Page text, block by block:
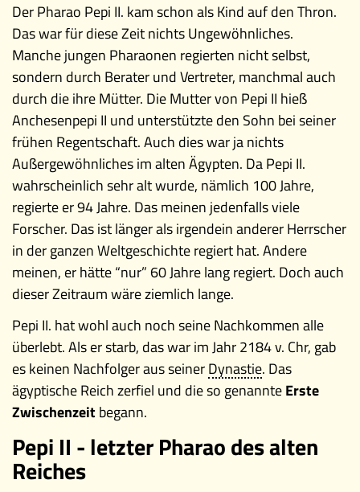
Der Pharao Pepi II. kam schon als Kind auf den Thron.
Das war für diese Zeit nichts Ungewöhnliches.
Manche jungen Pharaonen regierten nicht selbst,
sondern durch Berater und Vertreter, manchmal auch
durch die ihre Mütter. Die Mutter von Pepi II hieß
Anchesenpepi II und unterstützte den Sohn bei seiner
frühen Regentschaft. Auch dies war ja nichts
Außergewöhnliches im alten Ägypten. Da Pepi II.
wahrscheinlich sehr alt wurde, nämlich 100 Jahre,
regierte er 94 Jahre. Das meinen jedenfalls viele
Forscher. Das ist länger als irgendein anderer Herrscher
in der ganzen Weltgeschichte regiert hat. Andere
meinen, er hätte “nur” 60 Jahre lang regiert. Doch auch
dieser Zeitraum wäre ziemlich lange.
Pepi II. hat wohl auch noch seine Nachkommen alle
überlebt. Als er starb, das war im Jahr 2184 v. Chr, gab
es keinen Nachfolger aus seinerDynastie. Das
ägyptische Reich zerfiel und die so genannteErste
Zwischenzeitbegann.
Pepi II - letzter Pharao des alten
Reiches